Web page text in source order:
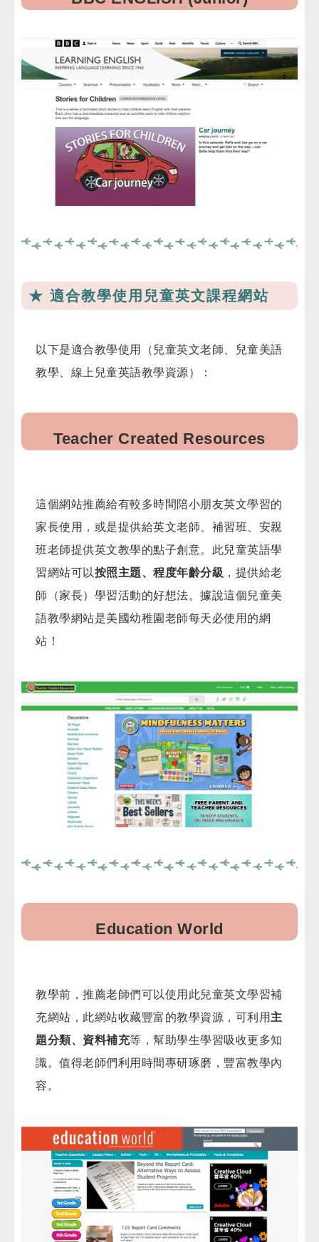
★ 適合教學使用兒童英文課程網站
以下是適合教學使用（兒童英文老師、兒童美語
教學、線上兒童英語教學資源）：
Teacher Created Resources
這個網站推薦給有較多時間陪小朋友英文學習的
家長使用，或是提供給英文老師、補習班、安親
班老師提供英文教學的點子創意。此兒童英語學
習網站可以按照主題、程度年齡分級 ，提供給老
師（家長）學習活動的好想法。據說這個兒童美
語教學網站是美國幼稚園老師每天必使用的網
站！
Education World
教學前，推薦老師們可以使用此兒童英文學習補
充網站，此網站收藏豐富的教學資源，可利用主
題分類、資料補充等，幫助學生學習吸收更多知
識。值得老師們利用時間專研琢磨，豐富教學內
容。